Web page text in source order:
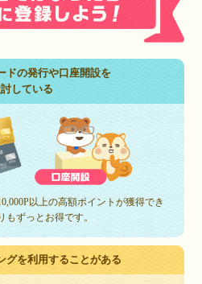
ドの発行や口座開設を
している
以上の高額ポイントが獲得でき
ずっとお得です。
グを利用することがある